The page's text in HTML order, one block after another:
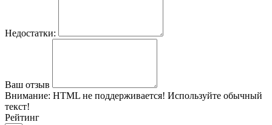
Недостатки:
Ваш отзыв
Внимание: HTML не поддерживается! Используйте обычный
текст!
Рейтинг